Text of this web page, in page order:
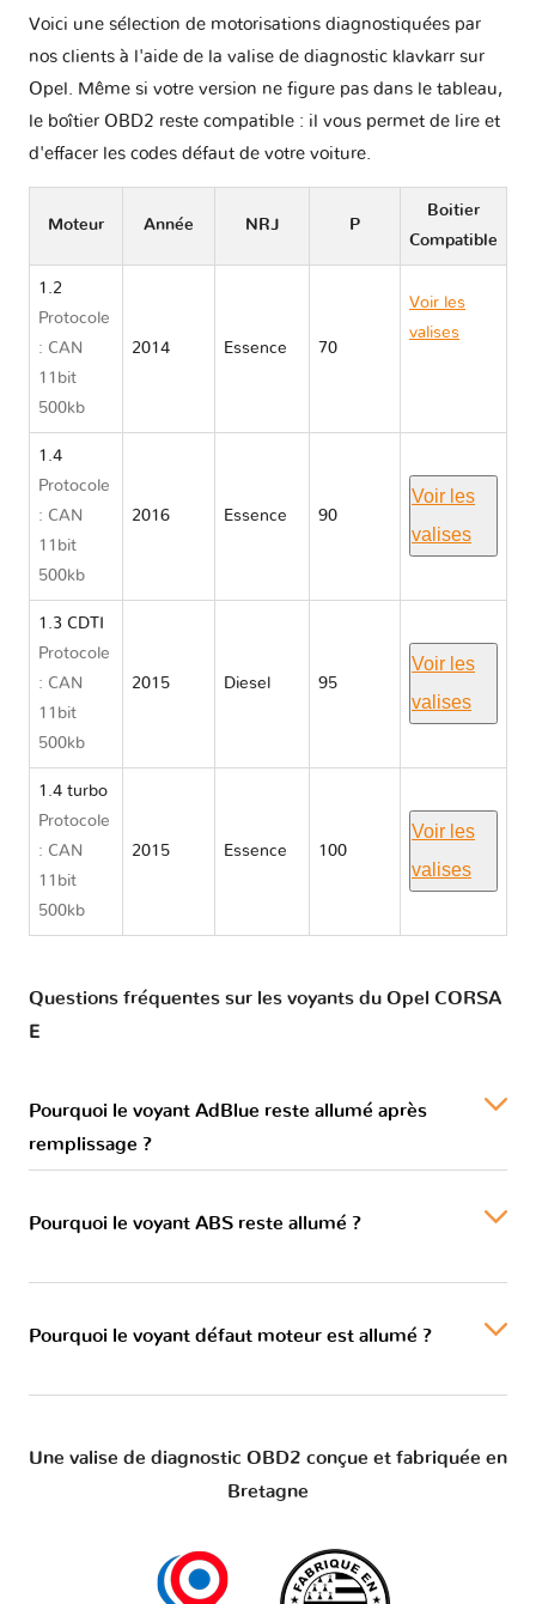
Voici une sélection de motorisations diagnostiquées par
nos clients à l'aide de la valise de diagnostic klavkarr sur
Opel. Même si votre version ne figure pas dans le tableau,
le boîtier OBD2 reste compatible : il vous permet de lire et
d'effacer les codes défaut de votre voiture.
Moteur Année NRJ P
Boitier
Compatible
1.2
Protocole
: CAN
11bit
500kb
2014 Essence 70
Voir les
valises
1.4
Protocole
: CAN
11bit
500kb
2016 Essence 90
Voir les
valises
1.3 CDTI
Protocole
: CAN
11bit
500kb
2015 Diesel 95
Voir les
valises
1.4 turbo
Protocole
: CAN
11bit
500kb
2015 Essence 100
Voir les
valises
Questions fréquentes sur les voyants du Opel CORSA
E
Pourquoi le voyant AdBlue reste allumé après
remplissage ?
Pourquoi le voyant ABS reste allumé ?
Pourquoi le voyant défaut moteur est allumé ?
Une valise de diagnostic OBD2 conçue et fabriquée en
Bretagne